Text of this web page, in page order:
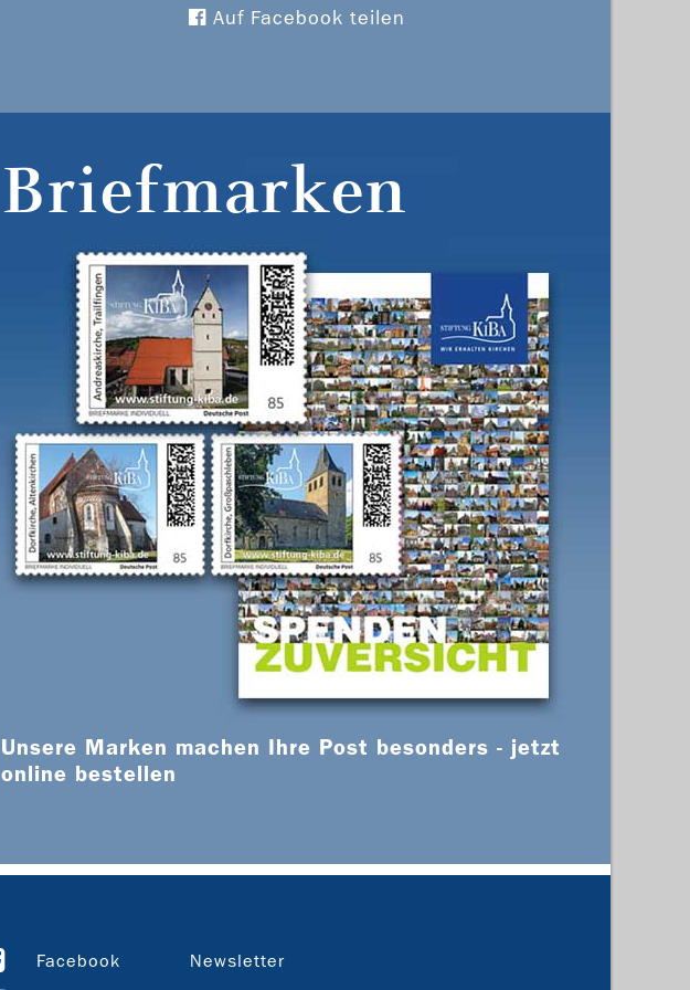
Auf Facebook teilen
Briefmarken
Unsere Marken machen Ihre Post besonders - jetzt
online bestellen
Facebook
Newsletter